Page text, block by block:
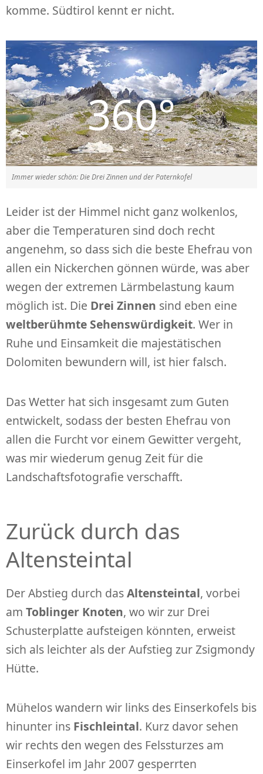
komme. Südtirol kennt er nicht.
Immer wieder schön: Die Drei Zinnen und der Paternkofel
Leider ist der Himmel nicht ganz wolkenlos,
aber die Temperaturen sind doch recht
angenehm, so dass sich die beste Ehefrau von
allen ein Nickerchen gönnen würde, was aber
wegen der extremen Lärmbelastung kaum
möglich ist. Die Drei Zinnen sind eben eine
weltberühmte Sehenswürdigkeit. Wer in
Ruhe und Einsamkeit die majestätischen
Dolomiten bewundern will, ist hier falsch.
Das Wetter hat sich insgesamt zum Guten
entwickelt, sodass der besten Ehefrau von
allen die Furcht vor einem Gewitter vergeht,
was mir wiederum genug Zeit für die
Landschaftsfotografie verschafft.
Zurück durch das
Altensteintal
Der Abstieg durch dasAltensteintal, vorbei
am Toblinger Knoten, wo wir zur Drei
Schusterplatte aufsteigen könnten, erweist
sich als leichter als der Aufstieg zur Zsigmondy
Hütte.
Mühelos wandern wir links des Einserkofels bis
hinunter ins Fischleintal. Kurz davor sehen
wir rechts den wegen des Felssturzes am
Einserkofel im Jahr 2007 gesperrten